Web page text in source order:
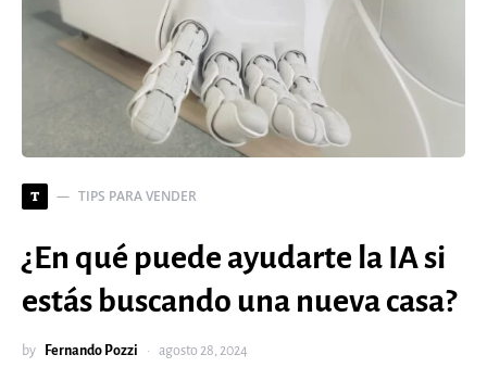
T TIPS PARA VENDER
¿En qué puede ayudarte la IA si
estás buscando una nueva casa?
by Fernando Pozzi agosto 28, 2024